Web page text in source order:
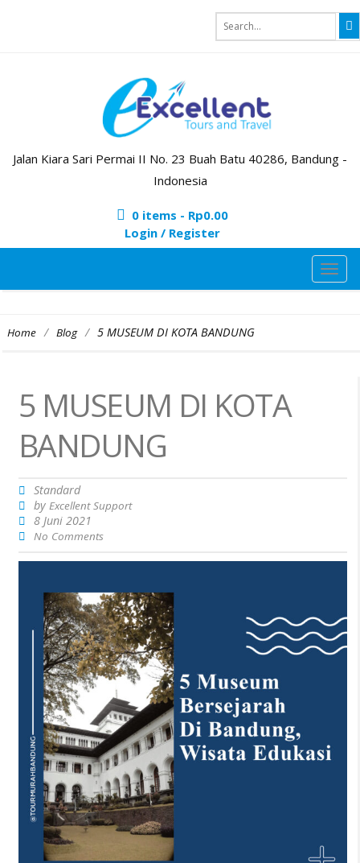
Jalan Kiara Sari Permai II No. 23 Buah Batu 40286, Bandung -
Indonesia
0 items - Rp0.00
Login / Register
Home / Blog / 5 MUSEUM DI KOTA BANDUNG
5 MUSEUM DI KOTA
BANDUNG
Standard
byExcellent Support
8 Juni 2021
No Comments